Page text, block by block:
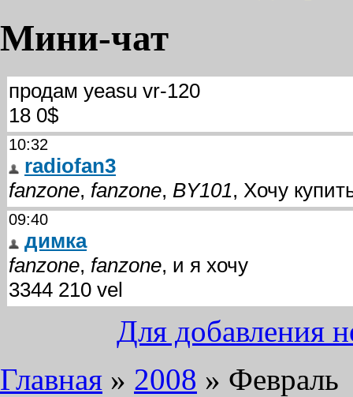
Мини-чат
Для добавления
Главная » 2008 » Февраль